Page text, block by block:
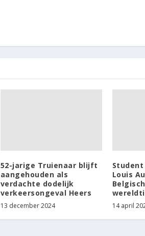
52-jarige Truienaar blijft
aangehouden als
verdachte dodelijk
verkeersongeval Heers
13 december 2024
Louis
14 april